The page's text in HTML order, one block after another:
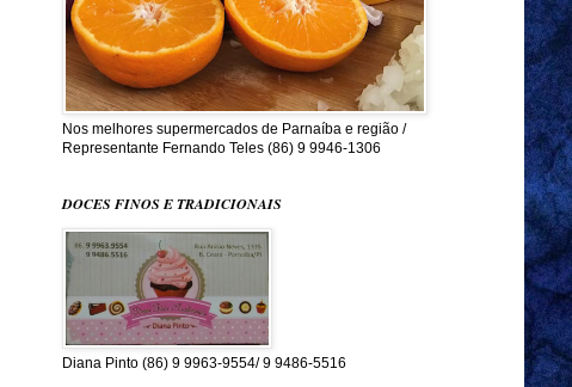
Nos melhores supermercados de Parnaíba e região /
Representante Fernando Teles (86) 9 9946-1306
DOCES FINOS E TRADICIONAIS
Diana Pinto (86) 9 9963-9554/ 9 9486-5516